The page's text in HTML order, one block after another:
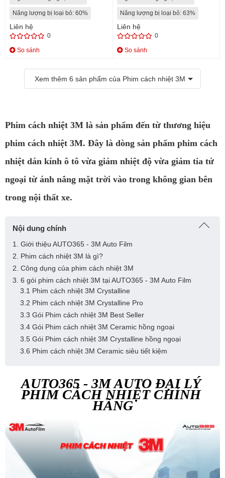
Năng lượng bị loại bỏ: 60%
Liên hệ
0
So sánh
Năng lượng bị loại bỏ: 63%
Liên hệ
0
So sánh
Xem thêm 6 sản phẩm của Phim cách nhiệt 3M
Phim cách nhiệt 3M là sản phẩm đến từ thương hiệu
phim cách nhiệt 3M. Đây là dòng sản phẩm phim cách
nhiệt dán kính ô tô vừa giảm nhiệt độ vừa giảm tia tử
ngoại từ ánh nắng mặt trời vào trong không gian bên
trong nội thất xe.
Nội dung chính
1. Giới thiệu AUTO365 - 3M Auto Film
2. Phim cách nhiệt 3M là gì?
2. Công dụng của phim cách nhiệt 3M
3. 6 gói phim cách nhiệt 3M tại AUTO365 - 3M Auto Film
3.1 Phim cách nhiệt 3M Crystalline
3.2 Phim cách nhiệt 3M Crystalline Pro
3.3 Gói Phim cách nhiệt 3M Best Seller
3.4 Gói Phim cách nhiệt 3M Ceramic hồng ngoại
3.5 Gói Phim cách nhiệt 3M Crystalline hồng ngoại
3.6 Phim cách nhiệt 3M Ceramic siêu tiết kiệm
AUTO365 - 3M AUTO ĐẠI LÝ
PHIM CÁCH NHIỆT CHÍNH
HÃNG